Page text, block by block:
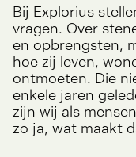
Bij Explorius
vragen. Over
en opbrengsten,
hoe zij leven,
ontmoeten. Die
enkele jaren
zijn wij als
zo ja, wat maakt